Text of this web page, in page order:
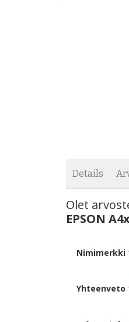
Details
Olet
EPSON
Nimimerkki
Yhteenveto